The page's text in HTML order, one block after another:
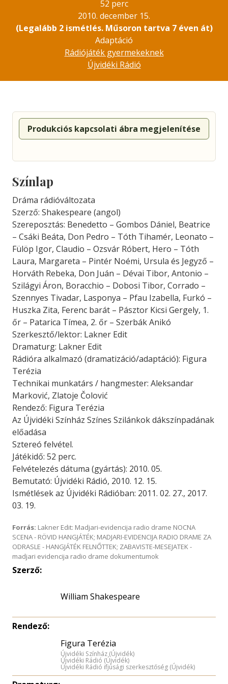
52 perc
2010. december 15.
(Legalább 2 ismétlés. Műsoron tartva 7 éven át)
Adaptáció
Rádiójáték gyermekeknek
Újvidéki Rádió
Produkciós kapcsolati ábra megjelenítése
Színlap
Dráma rádióváltozata
Szerző: Shakespeare (angol)
Szereposztás: Benedetto – Gombos Dániel, Beatrice
– Csáki Beáta, Don Pedro – Tóth Tihamér, Leonato –
Fülöp Igor, Claudio – Ozsvár Róbert, Hero – Tóth
Laura, Margareta – Pintér Noémi, Ursula és Jegyző –
Horváth Rebeka, Don Juán – Dévai Tibor, Antonio –
Szilágyi Áron, Boracchio – Dobosi Tibor, Corrado –
Szennyes Tivadar, Lasponya – Pfau Izabella, Furkó –
Huszka Zita, Ferenc barát – Pásztor Kicsi Gergely, 1.
őr – Patarica Tímea, 2. őr – Szerbák Anikó
Szerkesztő/lektor: Lakner Edit
Dramaturg: Lakner Edit
Rádióra alkalmazó (dramatizáció/adaptáció): Figura
Terézia
Technikai munkatárs / hangmester: Aleksandar
Marković, Zlatoje Čolović
Rendező: Figura Terézia
Az Újvidéki Színház Színes Szilánkok dákszínpadának
előadása
Sztereó felvétel.
Játékidő: 52 perc.
Felvételezés dátuma (gyártás): 2010. 05.
Bemutató: Újvidéki Rádió, 2010. 12. 15.
Ismétlések az Újvidéki Rádióban: 2011. 02. 27., 2017.
03. 19.
Forrás: Lakner Edit: Madjari-evidencija radio drame NOCNA
SCENA - RÖVID HANGJÁTÉK; MADJARI-EVIDENCIJA RADIO DRAME ZA
ODRASLE - HANGJÁTÉK FELNŐTTEK; ZABAVISTE-MESEJATEK -
madjari evidencija radio drame dokumentumok
Szerző:
William Shakespeare
Rendező:
Figura Terézia
Újvidéki Színház (Újvidék)
Újvidéki Rádió (Újvidék)
Újvidéki Rádió ifjúsági szerkesztőség (Újvidék)